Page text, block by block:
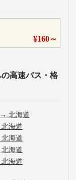
¥160～
の高速バス・格
→ 北海道
北海道
北海道
北海道
北海道